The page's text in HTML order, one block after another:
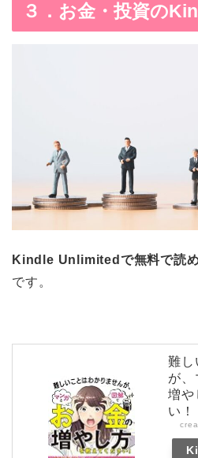
３．お金・投資の
Kindle Unlimitedで無料で読
です。
難し
が、
増や
い！